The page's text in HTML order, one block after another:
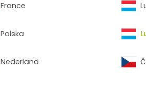
Lackstifte bieten sich
geeigneter. Sprühdosen
detailliert beschrieben.
Ergebnis zu erzielen.
France
Polska
Nederland